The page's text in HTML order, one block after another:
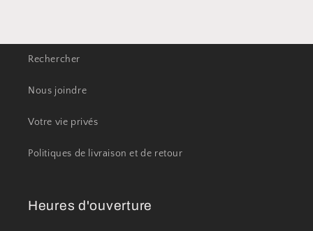
Rechercher
Nous joindre
Votre vie privés
Politiques de livraison et de retour
Heures d'ouverture